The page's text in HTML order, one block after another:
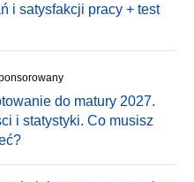
i satysfakcji pracy + test
do matury 2027.
i statystyki. Co musisz